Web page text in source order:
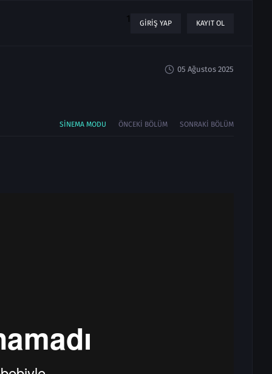
1 GIRIŞ YAP KAYIT OL
05 Ağustos 2025
SINEMA MODU ÖNCEKI BÖLÜM SONRAKI BÖLÜM